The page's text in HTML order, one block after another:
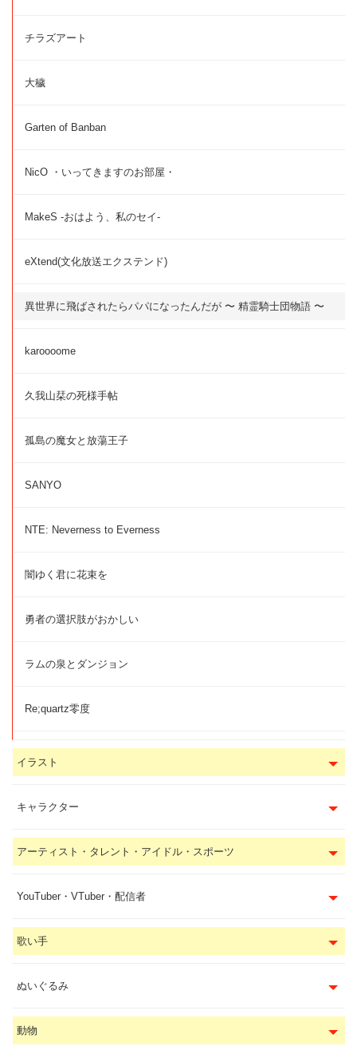
チラズアート
大穢
Garten of Banban
NicO ・いってきますのお部屋・
MakeS -おはよう、私のセイ-
eXtend(文化放送エクステンド)
異世界に飛ばされたらパパになったんだが 〜 精霊騎士団物語 〜
karoooome
久我山栞の死様手帖
孤島の魔女と放蕩王子
SANYO
NTE: Neverness to Everness
闇ゆく君に花束を
勇者の選択肢がおかしい
ラムの泉とダンジョン
Re;quartz零度
イラスト
キャラクター
アーティスト・タレント・アイドル・スポーツ
YouTuber・VTuber・配信者
歌い手
ぬいぐるみ
動物